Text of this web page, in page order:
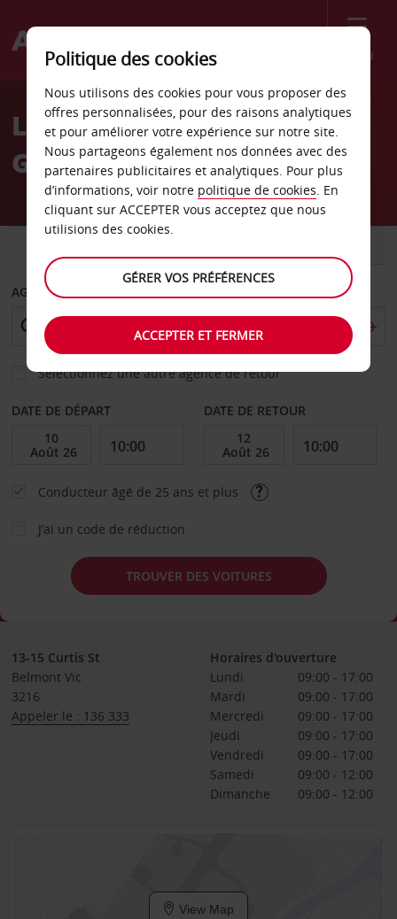
Menu
Welcome
AvisLocation de voiture
Geelong
AGENCE DE DÉPART
Sélectionnez une autre agence de retour
DATE DE DÉPART DATE DE RETOUR
Conducteur âgé de 25 ans et plus
J’ai un code de réduction
TROUVER DES VOITURES
13-15 Curtis St
Belmont Vic
3216
Appeler le : 136 333
Horaires d'ouverture
Lundi
09:00 - 17:00
Mardi
09:00 - 17:00
Mercredi
09:00 - 17:00
Jeudi
09:00 - 17:00
Vendredi
09:00 - 17:00
Samedi
09:00 - 12:00
Dimanche
09:00 - 12:00
View Map
Politique des cookies
Nous utilisons des cookies pour vous proposer des
offres personnalisées, pour des raisons analytiques
et pour améliorer votre expérience sur notre site.
Nous partageons également nos données avec des
partenaires publicitaires et analytiques. Pour plus
d’informations, voir notre politique de cookies. En
cliquant sur ACCEPTER vous acceptez que nous
utilisions des cookies.
GÉRER VOS PRÉFÉRENCES
ACCEPTER ET FERMER